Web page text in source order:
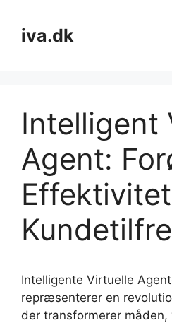
contentiva.dk
Intelligent
Agent:
Intelligente Virtuelle
repræsenterer en
der transformerer måden,